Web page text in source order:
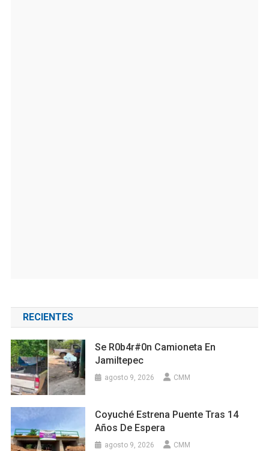
RECIENTES
Se R0b4r#0n Camioneta En
Jamiltepec
agosto 9, 2026 CMM
Coyuché Estrena Puente Tras 14
Años De Espera
agosto 9, 2026 CMM